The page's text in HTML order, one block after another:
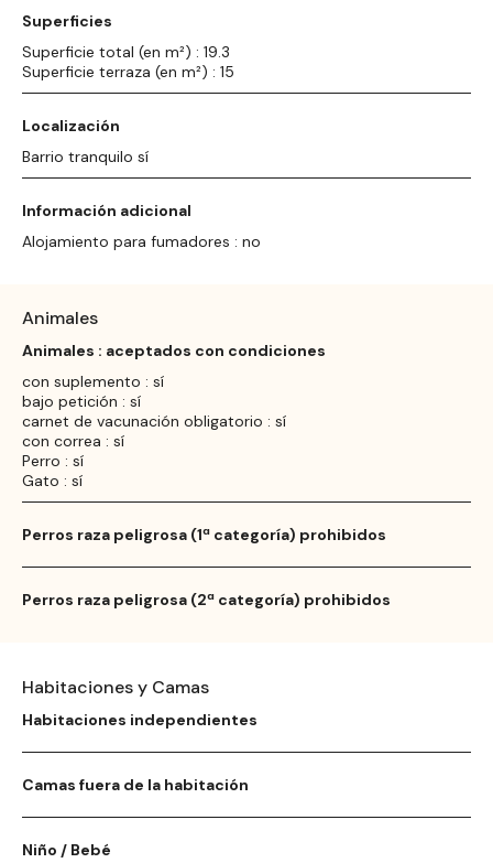
Superficies
Superficie total (en m²) : 19.3
Superficie terraza (en m²) : 15
Localización
Barrio tranquilo sí
Información adicional
Alojamiento para fumadores : no
Animales
Animales : aceptados con condiciones
con suplemento : sí
bajo petición : sí
carnet de vacunación obligatorio : sí
con correa : sí
Perro : sí
Gato : sí
Perros raza peligrosa (1ª categoría) prohibidos
Perros raza peligrosa (2ª categoría) prohibidos
Habitaciones y Camas
Habitaciones independientes
Camas fuera de la habitación
Niño / Bebé